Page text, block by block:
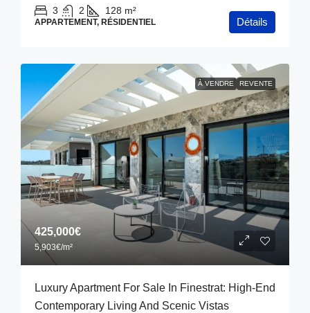
3 2 128 m²
APPARTEMENT, RÉSIDENTIEL Détails
À VENDRE REVENTE
425,000€
5,903€/m²
Luxury Apartment For Sale In Finestrat: High-End
Contemporary Living And Scenic Vistas